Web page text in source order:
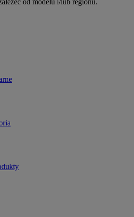
od modelu i/lub regionu.